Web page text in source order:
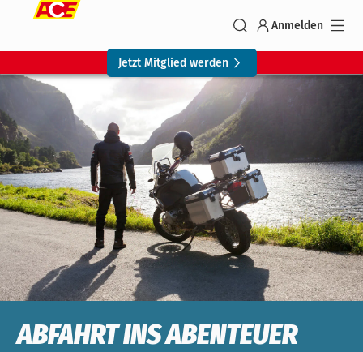
Anmelden
Jetzt Mitglied werden
ABFAHRT INS ABENTEUER